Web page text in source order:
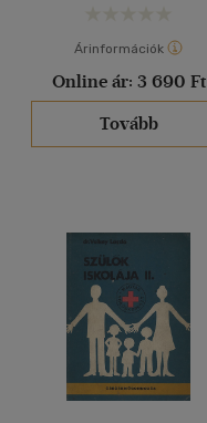
Árinformációk
Online ár: 3 690 Ft
Tovább